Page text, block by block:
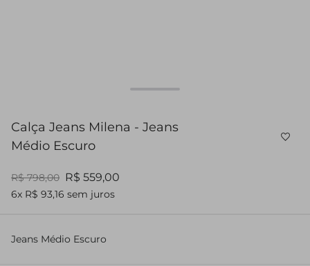
Calça Jeans Milena - Jeans
Médio Escuro
R$ 798,00 R$ 559,00
6x R$ 93,16 sem juros
Jeans Médio Escuro